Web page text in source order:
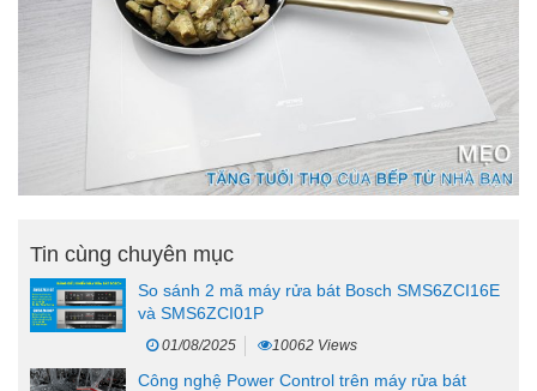
Tin cùng chuyên mục
So sánh 2 mã máy rửa bát Bosch SMS6ZCI16E
và SMS6ZCI01P
01/08/2025 10062 Views
Công nghệ Power Control trên máy rửa bát